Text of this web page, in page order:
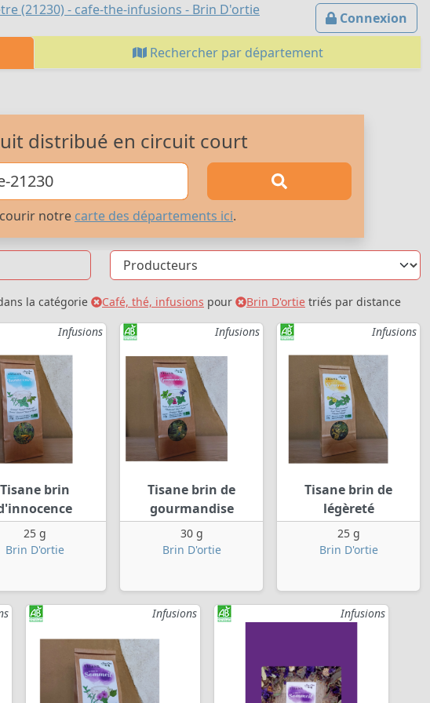
Connexion
(21230) - cafe-the-infusions - Brin D'ortie
Rechercher par département
distribué en circuit court
notre carte des départements ici.
la catégorie Café, thé, infusions pour Brin D'ortie triés par distance
Infusions
Tisane brin
25 g
Brin D'ortie
Infusions
Tisane brin de
gourmandise
30 g
Brin D'ortie
Infusions
Tisane brin de
légèreté
25 g
Brin D'ortie
Infusions Infusions